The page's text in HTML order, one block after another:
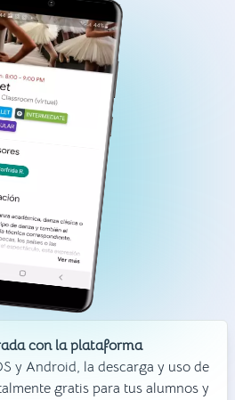
con la plataforma
y Android, la descarga y uso de
gratis para tus alumnos y